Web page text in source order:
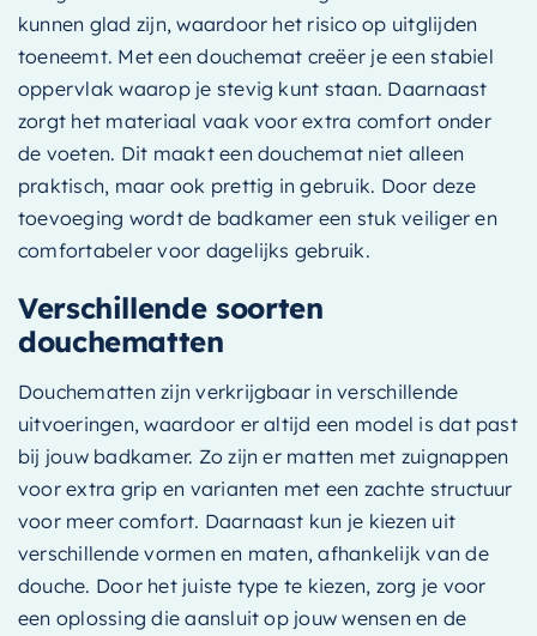
kunnen glad zijn, waardoor het risico op uitglijden
toeneemt. Met een douchemat creëer je een stabiel
oppervlak waarop je stevig kunt staan. Daarnaast
zorgt het materiaal vaak voor extra comfort onder
de voeten. Dit maakt een douchemat niet alleen
praktisch, maar ook prettig in gebruik. Door deze
toevoeging wordt de badkamer een stuk veiliger en
comfortabeler voor dagelijks gebruik.
Verschillende soorten
douchematten
Douchematten zijn verkrijgbaar in verschillende
uitvoeringen, waardoor er altijd een model is dat past
bij jouw badkamer. Zo zijn er matten met zuignappen
voor extra grip en varianten met een zachte structuur
voor meer comfort. Daarnaast kun je kiezen uit
verschillende vormen en maten, afhankelijk van de
douche. Door het juiste type te kiezen, zorg je voor
een oplossing die aansluit op jouw wensen en de